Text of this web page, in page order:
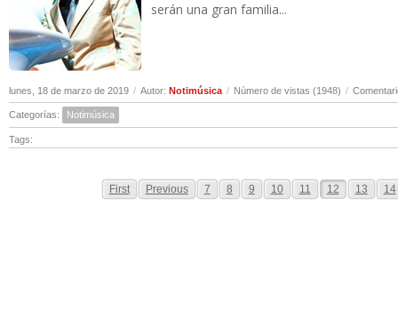
serán una gran familia...
lunes, 18 de marzo de 2019 / Autor: Notimúsica / Número de vistas (1948) /
Categorías: Notimúsica
Tags:
First Previous 7 8 9 10 11 12 13 14